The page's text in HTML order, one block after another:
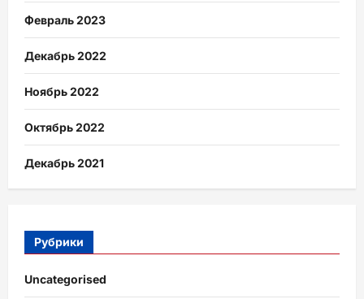
Февраль 2023
Декабрь 2022
Ноябрь 2022
Октябрь 2022
Декабрь 2021
Рубрики
Uncategorised